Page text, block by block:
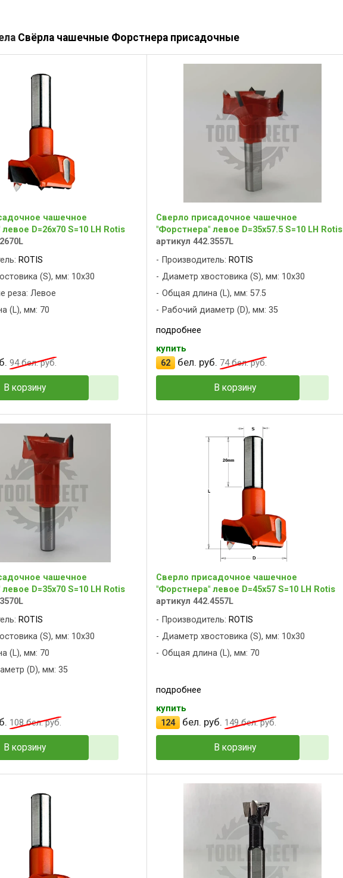
Свёрла чашечные Форстнера присадочные
чашечное
D=26x70 S=10 LH Rotis
ROTIS
(S), мм: 10x30
реза: Левое
(L), мм: 70
94бел. руб.
В корзину
Сверло присадочное чашечное
"Форстнера" левое D=35x57.5 S=10 LH Rotis
артикул 442.3557L
Производитель: ROTIS
Диаметр хвостовика (S), мм: 10x30
Общая длина (L), мм: 57.5
Рабочий диаметр (D), мм: 35
подробнее
купить
62
бел. руб. 74бел. руб.
В корзину
чашечное
D=35x70 S=10 LH Rotis
ROTIS
(S), мм: 10x30
(L), мм: 70
(D), мм: 35
108бел. руб.
В корзину
Сверло присадочное чашечное
"Форстнера" левое D=45x57 S=10 LH Rotis
артикул 442.4557L
Производитель: ROTIS
Диаметр хвостовика (S), мм: 10x30
Общая длина (L), мм: 70
подробнее
купить
124
бел. руб. 149бел. руб.
В корзину